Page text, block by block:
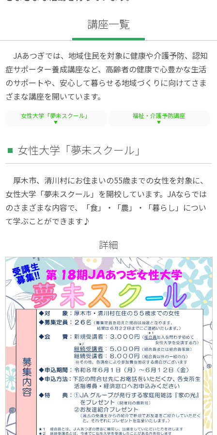
講座一覧
JAあつぎでは、地域住民を対象に健康や介護予防、認知
症サポーター養成講座など、高齢者の健康で心豊かな生活
のサポートや、安心して暮らせる地域づくりに向けてさま
ざまな講座を開いています。
女性大学「夢未スクール」 福祉・介護予防講座
女性大学「夢未スクール」
厚木市、清川村にお住まいの55歳までの女性を対象に、
女性大学「夢未スクール」を開校しています。JAならでは
のさまざまな内容で、「食」・「農」・「暮らし」につい
て学ぶことができます♪
詳細